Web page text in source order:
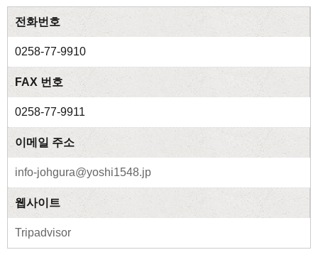
전화번호
0258-77-9910
FAX 번호
0258-77-9911
이메일 주소
info-johgura@yoshi1548.jp
웹사이트
Tripadvisor